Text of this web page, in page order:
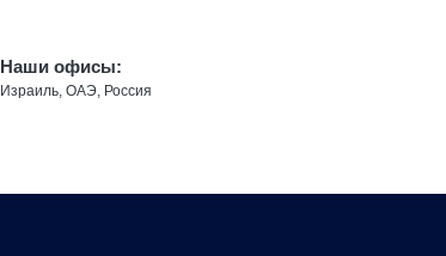
Израиль, ОАЭ, Россия
Наши офисы: